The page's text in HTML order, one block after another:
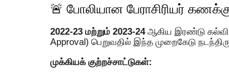
🚨 போலியான பேராசிரியர்
2022-23 மற்றும் 2023-24ஆகிய இரண்டு
Approval) பெறுவதில் இந்த முறைகேடு
முக்கியக் குற்றச்சாட்டுகள்: